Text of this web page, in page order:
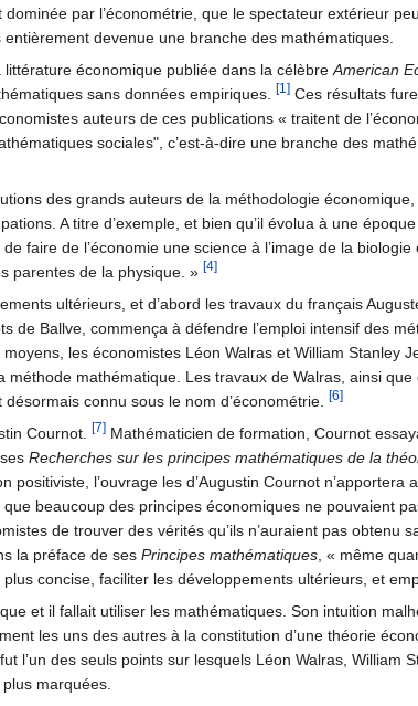
par l’économétrie, que le spectateur extérieur
entièrement devenue une branche des mathématiques.
littérature économique publiée dans la célèbreAmerican
sans données empiriques. [1] Ces résultats
auteurs de ces publications « traitent de
sociales", c’est-à-dire une branche des
des grands auteurs de la méthodologie
A titre d’exemple, et bien qu’il évolua à une
faire de l’économie une science à l’image de la
parentes de la physique. » [4]
ultérieurs, et d’abord les travaux du français
de Ballve, commença à défendre l’emploi intensif des
les économistes Léon Walras et William Stanley
méthode mathématique. Les travaux de Walras, ainsi
connu sous le nom d’économétrie. [6]
Cournot. [7] Mathématicien de formation, Cournot
Recherches sur les principes mathématiques de la
positiviste, l’ouvrage les d’Augustin Cournot
beaucoup des principes économiques ne pouvaient
de trouver des vérités qu’ils n’auraient pas obtenu
la préface de ses Principes mathématiques, « même
concise, faciliter les développements ultérieurs, et
et il fallait utiliser les mathématiques. Son intuition
les uns des autres à la constitution d’une théorie
l’un des seuls points sur lesquels Léon Walras,
marquées.